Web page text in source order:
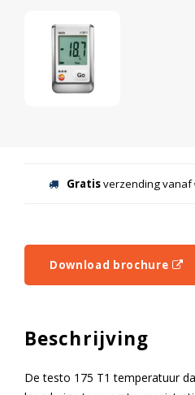
Gratisverzending vanaf
Download brochure
Beschrijving
De testo 175 T1 temperatuur